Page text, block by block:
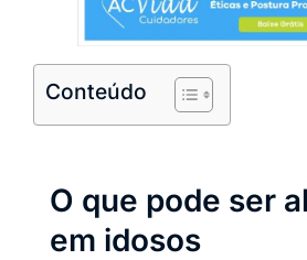
Conteúdo
O que pode ser
em idosos